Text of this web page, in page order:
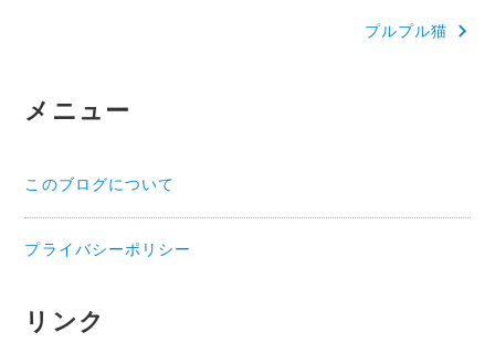
ゲ
シ
ョ
プルプル猫
メニュー
このブログについて
プライバシーポリシー
リンク